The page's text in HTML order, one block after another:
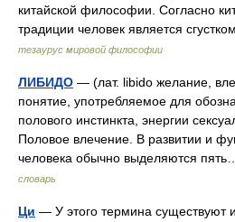
китайской философии. Согласно
традиции человек является
тезаурус мировой философии
ЛИБИДО — (лат. libido желание,
понятие, употребляемое для
полового инстинкта, энергии
Половое влечение. В развитии и
человека обычно выделяются
словарь
Ци — У этого термина существуют